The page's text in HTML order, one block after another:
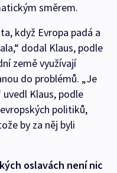
směrem.
když Evropa padá a
dodal Klaus, podle
země využívají
do problémů. „Je
Klaus, podle
politiků,
by za něj byli
oslavách není nic